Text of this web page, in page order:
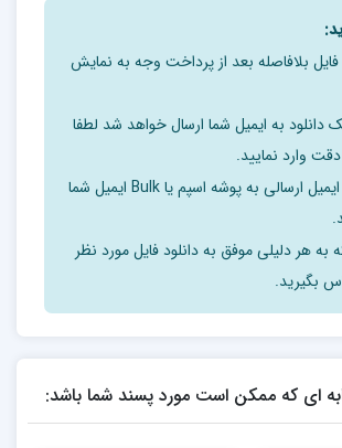
فایل بلافاصله بعد از پرداخت وجه به نمایش
دانلود به ایمیل شما ارسال خواهد شد لطفا
وارد نمایید.
ممکن است ایمیل ارسالی به پوشه اسپم یا Bulk ایمیل شما
هر دلیلی موفق به دانلود فایل مورد نظر
بگیرید.
ای که ممکن است مورد پسند شما باشد: